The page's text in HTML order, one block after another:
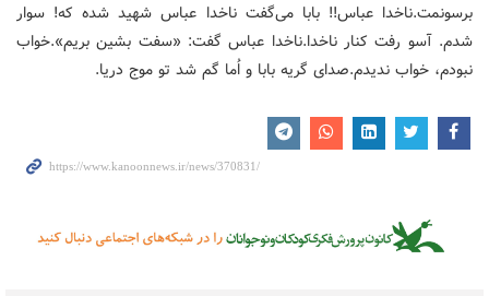
برسونمت.ناخدا عباس!! بابا می‌گفت ناخدا عباس شهید شده که! سوار
شدم. آسو رفت کنار ناخدا.ناخدا عباس گفت: «سفت بشین بریم».خواب
نبودم، خواب ندیدم.صدای گریه بابا و اُما گم شد تو موج دریا.